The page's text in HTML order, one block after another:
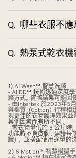
Q. 哪些衣服不應
Q. 熱泵式乾衣機
1) AI Wash™ 智慧洗滌
- AI DD™ 技術透過深度
滌方式。實際結果可能因
- 由Intertek 於2023年5
與棉質（Cotton）行程相
現更佳的衣物護理效果並
其他因素而有所不同。
- 當衣物量低於 3 公斤時
功能將不會啟動。建議每
識），並搭配使用適量的
2) 6 Motion™ 智慧模擬